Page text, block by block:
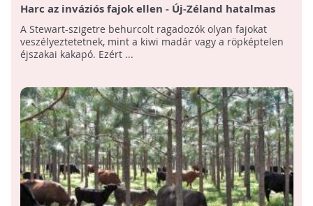
Harc az inváziós fajok ellen - Új-Zéland hatalmas
akciót indít
A Stewart-szigetre behurcolt ragadozók olyan fajokat
veszélyeztetetnek, mint a kiwi madár vagy a röpképtelen
éjszakai kakapó. Ezért ...